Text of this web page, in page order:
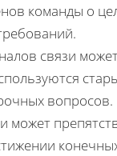
команды о
связи
вопросов.
может